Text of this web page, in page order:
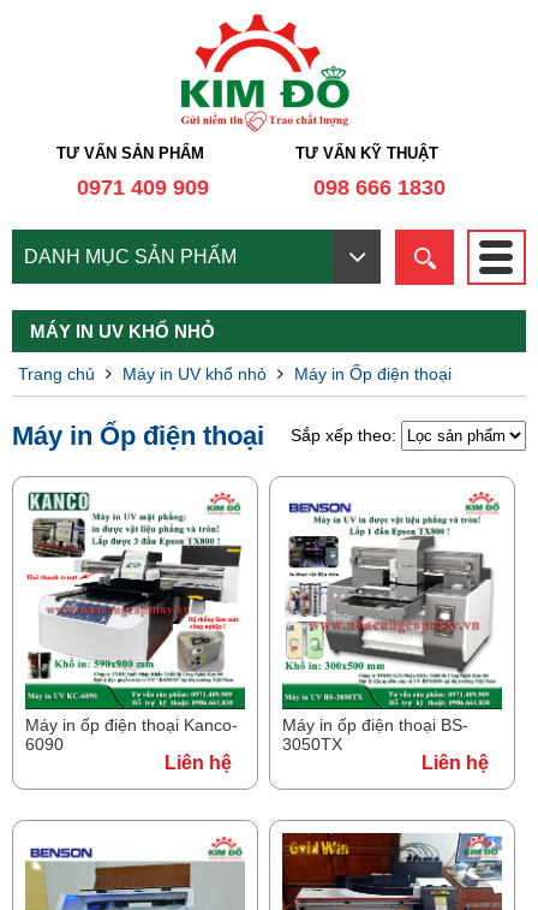
TƯ VẤN SẢN PHẨM
0971 409 909
TƯ VẤN KỸ THUẬT
098 666 1830
DANH MỤC SẢN PHẨM
MÁY IN UV KHỔ NHỎ
Trang chủ Máy in UV khổ nhỏ Máy in Ốp điện thoại
Máy in Ốp điện thoại Sắp xếp theo:
Máy in ốp điện thoại Kanco-
6090
Liên hệ
Máy in ốp điện thoại BS-
3050TX
Liên hệ